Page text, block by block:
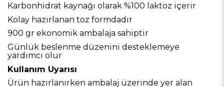
Karbonhidrat kaynağı olarak %100 laktoz içerir
Kolay hazırlanan toz formdadır
900 gr ekonomik ambalaja sahiptir
Günlük beslenme düzenini desteklemeye
yardımcı olur
Kullanım Uyarısı
Ürün hazırlanırken ambalaj üzerinde yer alan